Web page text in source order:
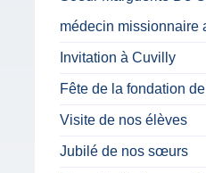
médecin missionnaire
Invitation à Cuvilly
Fête de la fondation de
Visite de nos élèves
Jubilé de nos sœurs